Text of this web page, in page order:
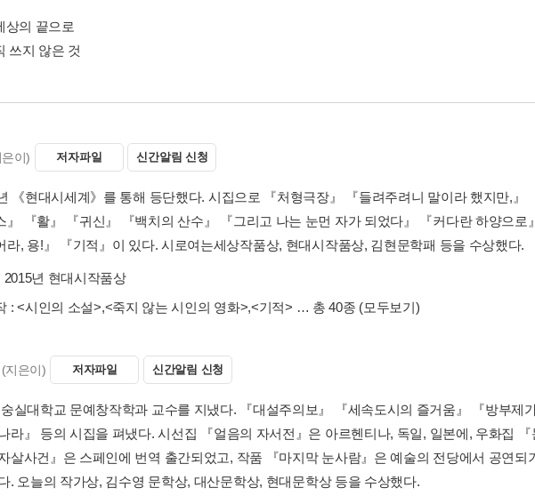
상의 끝으로
쓰지 않은 것
이) 저자파일 신간알림 신청
1992년 《현대시세계》를 통해 등단했다. 시집으로 『처형극장』 『들려주려
『키스』 『활』 『귀신』 『백치의 산수』 『그리고 나는 눈먼 자가 되었다
『웃어라, 용!』 『기적』이 있다. 시로여는세상작품상, 현대시작품상, 김현문
수상 :
최근작 : <시인의 소설>,<죽지 않는 시인의 영화>,<기적>
(지은이) 저자파일 신간알림 신청
시인. 숭실대학교 문예창작학과 교수를 지냈다. 『대설주의보』 『세속도시
썩는 나라』 등의 시집을 펴냈다. 시선집 『얼음의 자서전』은 아르헨티나, 독